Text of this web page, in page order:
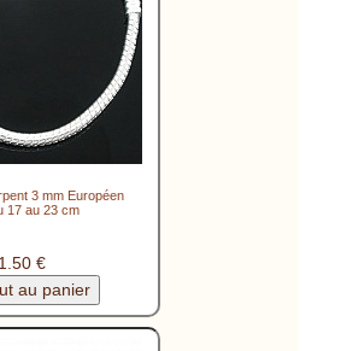
3 mm Européen
17 au 23 cm
1.50 €